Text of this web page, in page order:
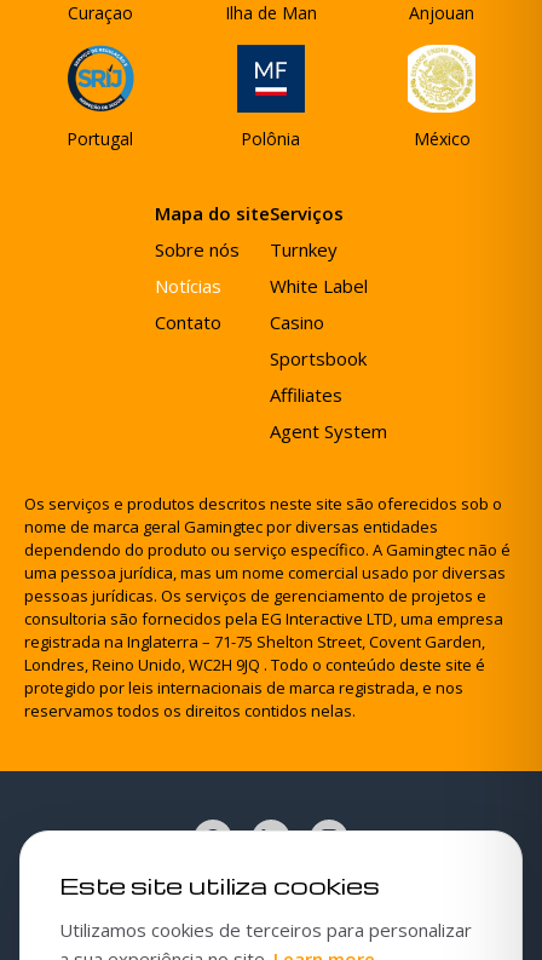
Curaçao Ilha de Man Anjouan
Portugal Polônia México
Mapa do site
Sobre nós
Notícias
Contato
Serviços
Turnkey
White Label
Casino
Sportsbook
Affiliates
Agent System
Os serviços e produtos descritos neste site são oferecidos sob o
nome de marca geral Gamingtec por diversas entidades
dependendo do produto ou serviço específico. A Gamingtec não é
uma pessoa jurídica, mas um nome comercial usado por diversas
pessoas jurídicas. Os serviços de gerenciamento de projetos e
consultoria são fornecidos pela EG Interactive LTD, uma empresa
registrada na Inglaterra – 71-75 Shelton Street, Covent Garden,
Londres, Reino Unido, WC2H 9JQ . Todo o conteúdo deste site é
protegido por leis internacionais de marca registrada, e nos
reservamos todos os direitos contidos nelas.
Política de cookies
Configurações de cookies
Este site utiliza cookies
Utilizamos cookies de terceiros para personalizar